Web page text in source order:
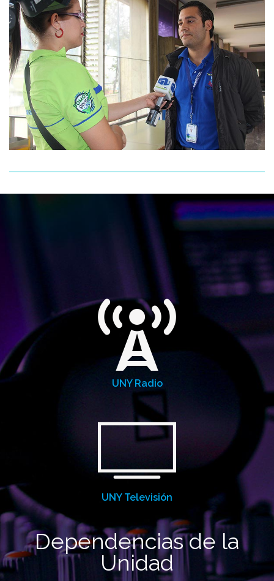
UNY Radio
UNY Televisión
Dependencias de la
Unidad